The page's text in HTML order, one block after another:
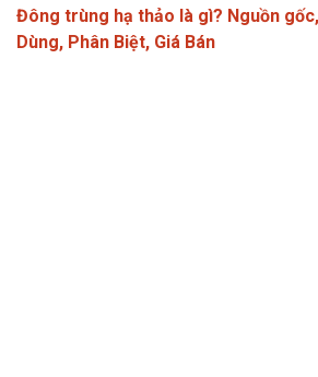
Đông trùng hạ thảo là gì? Nguồn
Dùng, Phân Biệt, Giá Bán